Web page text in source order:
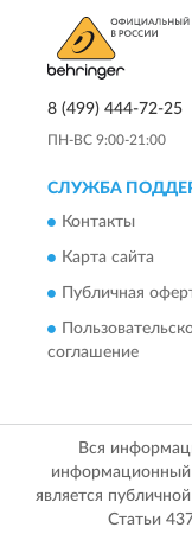
8 (499) 444-72-25
ПН-ВС 9:00-21:00
СЛУЖБА
Контакты
Карта сайта
Публичная
соглашение
Вся
информационный
является
Статьи